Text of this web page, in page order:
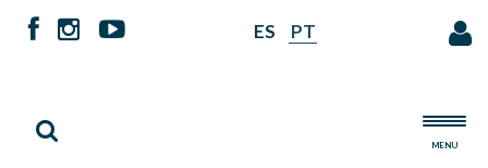
ES PT
MENU